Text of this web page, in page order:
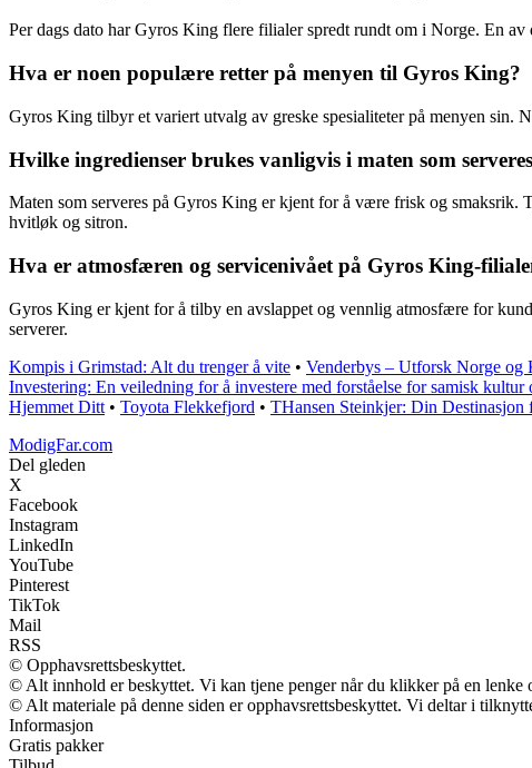
Per dags dato har Gyros King flere filialer spredt rundt om i Norge. En
Hva er noen populære retter på menyen til Gyros King?
Gyros King tilbyr et variert utvalg av greske spesialiteter på menyen sin.
Hvilke ingredienser brukes vanligvis i maten som
Maten som serveres på Gyros King er kjent for å være frisk og smaksrik.
hvitløk og sitron.
Hva er atmosfæren og servicenivået på Gyros King-
Gyros King er kjent for å tilby en avslappet og vennlig atmosfære for
serverer.
Kompis i Grimstad: Alt du trenger å vite • Venderbys – Utforsk Norge og
Investering: En veiledning for å investere med forståelse for samisk kultur
Hjemmet Ditt • Toyota Flekkefjord • THansen Steinkjer: Din
ModigFar.com
Del gleden
X
Facebook
Instagram
LinkedIn
YouTube
Pinterest
TikTok
Mail
RSS
© Opphavsrettsbeskyttet.
© Alt innhold er beskyttet. Vi kan tjene penger når du klikker på en lenke
© Alt materiale på denne siden er opphavsrettsbeskyttet. Vi deltar i
Informasjon
Gratis pakker